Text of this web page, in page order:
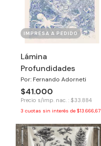
IMPRESA A PEDIDO
Lámina
Profundidades
Por: Fernando Adorneti
$41.000
Precio s/imp. nac. : $33.884
3 cuotas sin interés de $13.666,67